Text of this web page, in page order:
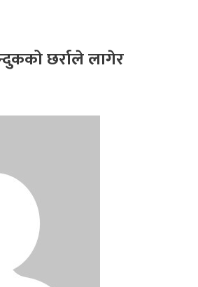
छर्राले लागेर